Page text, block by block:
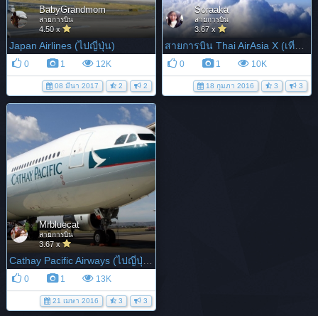
BabyGrandmom
สายการบิน
4.50 x
Japan Airlines (ไปญี่ปุ่น)
0 1 12K
08 มีนา 2017 2 2
Soraaka
สายการบิน
3.67 x
สายการบิน Thai AirAsia X (เที่ยวบินไปญี่ปุ่น)
0 1 10K
18 กุมภา 2016 3 3
Mrbluecat
สายการบิน
3.67 x
0 1 13K
21 เมษา 2016 3 3